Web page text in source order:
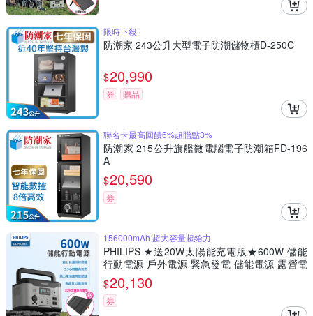
限時下殺
防潮家 243公升大型電子防潮儲物櫃D-250C
$20,990
券 贈品
聯名卡最高回饋6%超贈點3%
防潮家 215公升旗艦微電腦電子防潮箱FD-196
A
$20,590
券
156000mAh 超大容量超給力
PHILIPS ★送20W太陽能充電版★600W 儲能
行動電源 戶外電源 緊急發電 儲能電源 露營電
源 DLP8093C
$20,130
券